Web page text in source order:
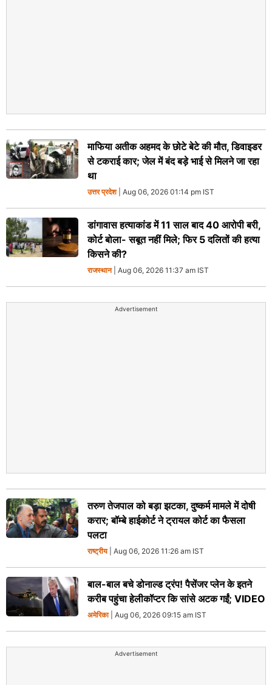
माफिया अतीक अहमद के छोटे बेटे की मौत, डिवाइडर
से टकराई कार; जेल में बंद बड़े भाई से मिलने जा रहा
था
उत्तर प्रदेश| Aug 06, 2026 01:14 pm IST
डांगावास हत्याकांड में 11 साल बाद 40 आरोपी बरी,
कोर्ट बोला- सबूत नहीं मिले; फिर 5 दलितों की हत्या
किसने की?
राजस्थान| Aug 06, 2026 11:37 am IST
Advertisement
तरुण तेजपाल को बड़ा झटका, दुष्कर्म मामले में दोषी
करार; बॉम्बे हाईकोर्ट ने ट्रायल कोर्ट का फैसला
पलटा
राष्ट्रीय| Aug 06, 2026 11:26 am IST
बाल-बाल बचे डोनाल्ड ट्रंप! पैसेंजर प्लेन के इतने
करीब पहुंचा हेलीकॉप्टर कि सांसे अटक गईं; VIDEO
अमेरिका| Aug 06, 2026 09:15 am IST
Advertisement